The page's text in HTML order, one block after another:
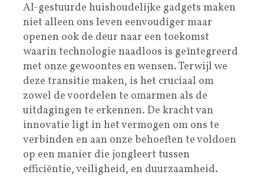
AI-gestuurde huishoudelijke gadgets maken
niet alleen ons leven eenvoudiger maar
openen ook de deur naar een toekomst
waarin technologie naadloos is geïntegreerd
met onze gewoontes en wensen. Terwijl we
deze transitie maken, is het cruciaal om
zowel de voordelen te omarmen als de
uitdagingen te erkennen. De kracht van
innovatie ligt in het vermogen om ons te
verbinden en aan onze behoeften te voldoen
op een manier die jongleert tussen
efficiëntie, veiligheid, en duurzaamheid.